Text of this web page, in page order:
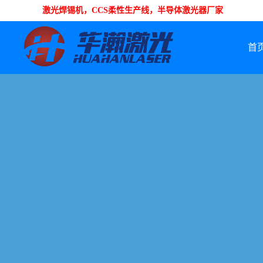
激光焊锡机，CCS柔性生产线，半导体激光器厂家
首